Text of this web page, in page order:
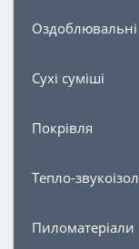
Оздоблювальні
Сухі суміші
Покрівля
Тепло-
Пиломатеріали